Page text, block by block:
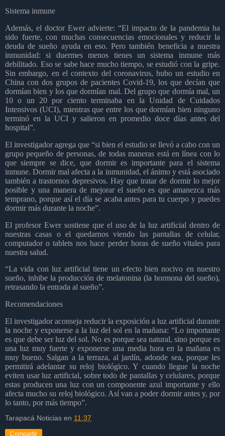
Sistema inmune
Además, el doctor Ewer advierte: “El impacto de la pandemia ha
sido fuerte, con muchas consecuencias emocionales y reducir la
deuda de sueño ayuda en eso. Pero también beneficia a nuestra
inmunidad: si duermes menos tienes un sistema inmune más
debilitado. Eso se sabe hace mucho tiempo, se estudió con la gripe.
Sin embargo, en el contexto del coronavirus, hubo un estudio en
China con dos grupos de pacientes Covid-19, los que decían que
dormían bien y los que dormían mal. Del grupo que dormía mal, un
10 o un 20 por ciento terminaba en la Unidad de Cuidados
Intensivos (UCI), mientras que entre los que dormían bien ninguno
terminó en la UCI y salieron en promedio doce días antes del
hospital”.
El investigador agrega que “si bien el estudio se llevó a cabo con un
grupo pequeño de personas, de todas maneras está en línea con lo
que siempre se dice, que dormir es importante para el sistema
inmune. Dormir mal afecta a la inmunidad, el ánimo y está asociado
también a trastornos depresivos. Hay que tratar de dormir lo mejor
posible y una manera de mejorar el sueño es que amanezca más
temprano, porque así el día se acaba antes para tu cuerpo y puedes
dormir más durante la noche”.
El profesor Ewer sostiene que el uso de la luz artificial dentro de
nuestras casas o el quedarnos viendo las pantallas de celular,
computador o tablets nos hace perder horas de sueño vitales para
nuestra salud.
“La vida con luz artificial tiene un efecto bien nocivo en nuestro
sueño, inhibe la producción de melatonina (la hormona del sueño),
retrasando la entrada al sueño”.
Recomendaciones
El investigador aconseja reducir la exposición a luz artificial durante
la noche y exponerse a la luz del sol en la mañana: “Lo importante
es que debe ser luz del sol. No es porque sea natural, sino porque es
una luz muy fuerte y exponerse una media hora en la mañana es
muy bueno. Salgan a la terraza, al jardín, adonde sea, porque les
permitirá adelantar su reloj biológico. Y cuando llegue la noche
eviten usar luz artificial, sobre todo de pantallas y celulares, porque
estas producen una luz con un componente azul importante y ello
afecta mucho su reloj biológico. Así van a poder dormir antes y, por
lo tanto, por más tiempo”.
Tarapacá Noticias en 11:37
Compartir